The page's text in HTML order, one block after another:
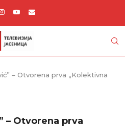
– Otvorena prva „Kolektivna
– Otvorena prva